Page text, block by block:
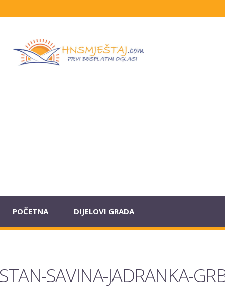
POČETNA DIJELOVI GRADA
SAVINA-JADRANKA-